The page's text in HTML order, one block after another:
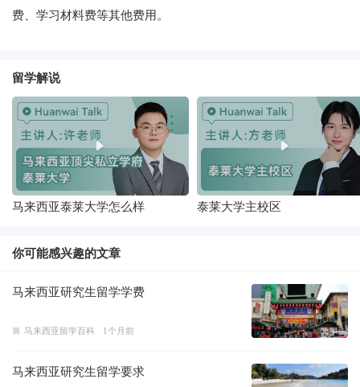
费、学习材料费等其他费用。
留学解说
马来西亚泰莱大学怎么样 泰莱大学主校区
你可能感兴趣的文章
马来西亚研究生留学学费
马来西亚留学百科 1个月前
马来西亚研究生留学要求